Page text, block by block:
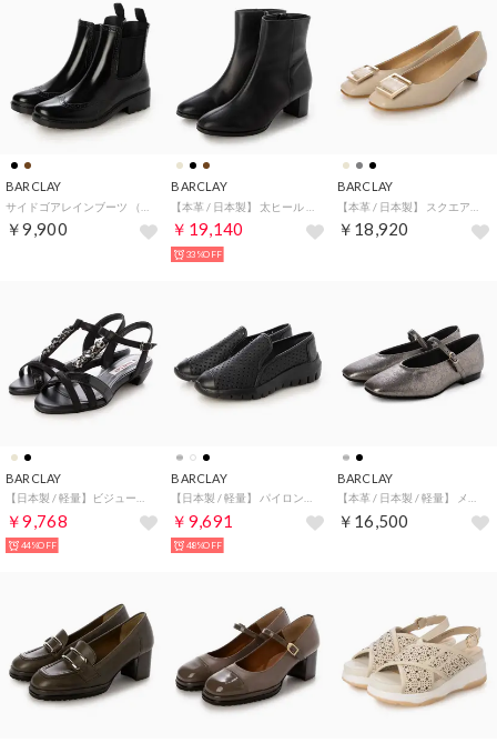
BARCLAY
￥9,900
BARCLAY
￥19,140
33%OFF
BARCLAY
￥18,920
BARCLAY
￥9,768
44%OFF
BARCLAY
￥9,691
48%OFF
BARCLAY
￥16,500